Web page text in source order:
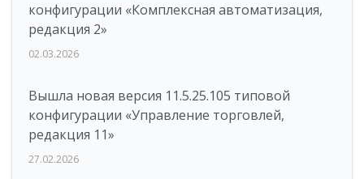
конфигурации «Комплексная автоматизация,
редакция 2»
02.03.2026
Вышла новая версия 11.5.25.105 типовой
конфигурации «Управление торговлей,
редакция 11»
27.02.2026